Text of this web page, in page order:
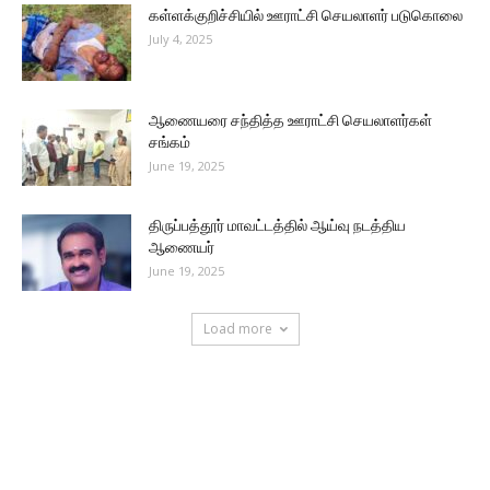
கள்ளக்குறிச்சியில் ஊராட்சி செயலாளர் படுகொலை
July 4, 2025
ஆணையரை சந்தித்த ஊராட்சி செயலாளர்கள்
சங்கம்
June 19, 2025
திருப்பத்தூர் மாவட்டத்தில் ஆய்வு நடத்திய
ஆணையர்
June 19, 2025
Load more